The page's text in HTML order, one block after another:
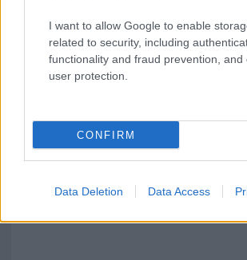
I want to allow Google to enable
related to security, including
functionality and fraud prevention, and
user protection.
CONFIRM
Data Deletion Data Access
Gallura, finti clienti svuotano le
50mila nel resort
Meteo Olbia 7 agosto, sole e
protagonisti